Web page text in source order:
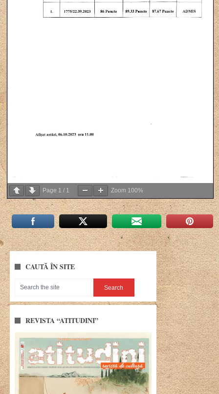
Page 1 / 1 Zoom 100%
CAUTĂ ÎN SITE
REVISTA “ATITUDINI”